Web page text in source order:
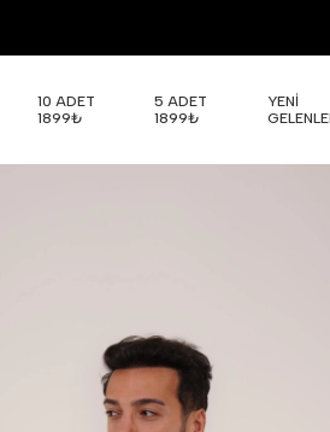
10 ADET
1899₺
5 ADET
1899₺
YENİ